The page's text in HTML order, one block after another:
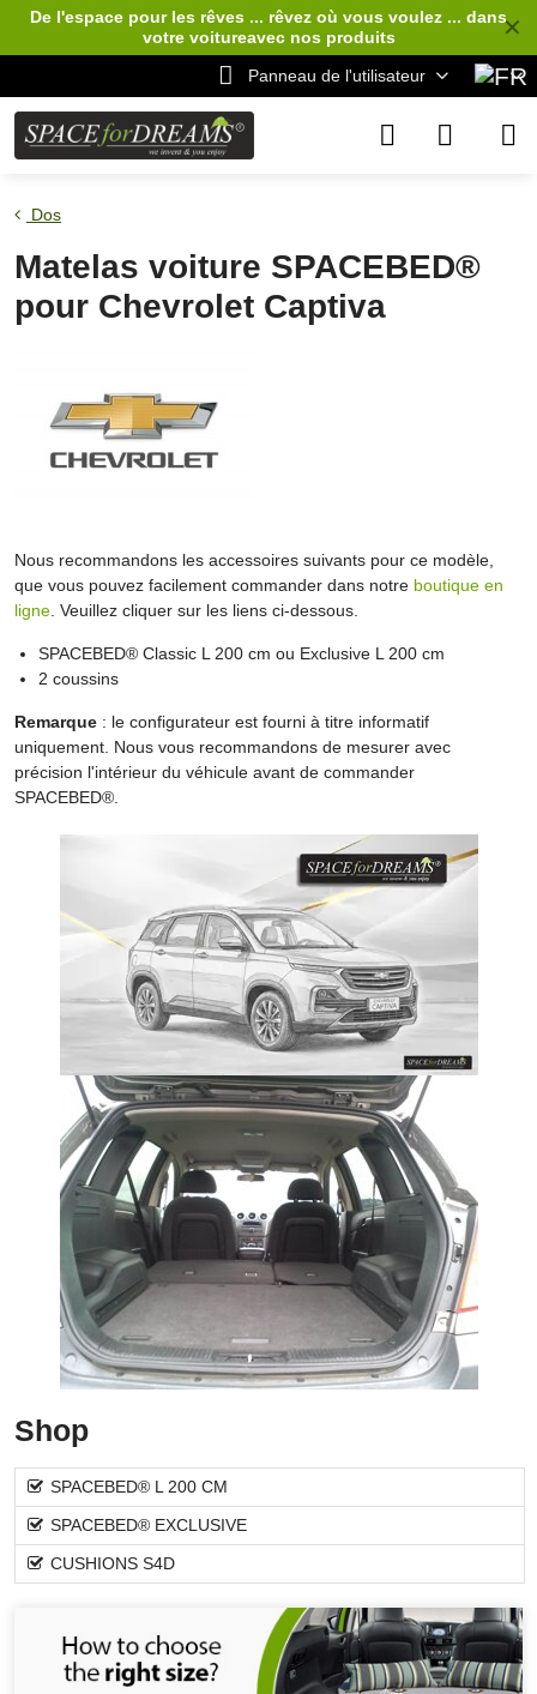
✕
De l'espace pour les rêves ... rêvez où vous voulez ... dans
votre voitureavec nos produits
Panneau de l'utilisateur
Dos
Matelas voiture SPACEBED®
pour Chevrolet Captiva
Nous recommandons les accessoires suivants pour ce modèle,
que vous pouvez facilement commander dans notre boutique en
ligne . Veuillez cliquer sur les liens ci-dessous.
SPACEBED® Classic L 200 cm ou Exclusive L 200 cm
2 coussins
Remarque : le configurateur est fourni à titre informatif
uniquement. Nous vous recommandons de mesurer avec
précision l'intérieur du véhicule avant de commander
SPACEBED®.
Shop
SPACEBED® L 200 CM
SPACEBED® EXCLUSIVE
CUSHIONS S4D